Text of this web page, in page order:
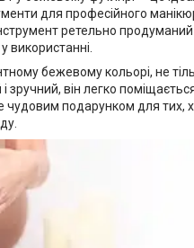
для професійного
ретельно
використанні.
бежевому кольорі, не
зручний, він легко
чудовим подарунком для тих,